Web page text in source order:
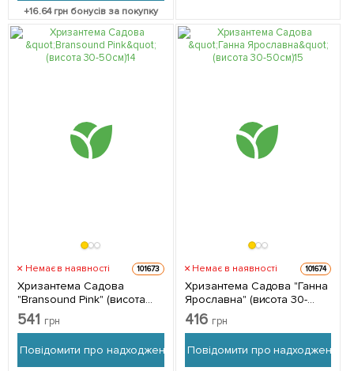
+16.64грн бонусів за покупку
Немає в наявності 101673
Хризантема Садова
"Bransound Pink" (висота
30-50см) 1 саджанець в
упаковці
541 грн
Повідомити про надходження
Немає в наявності 101674
Хризантема Садова "Ганна
Ярославна" (висота 30-
50см) 1 саджанець в
упаковці
416 грн
Повідомити про надходження